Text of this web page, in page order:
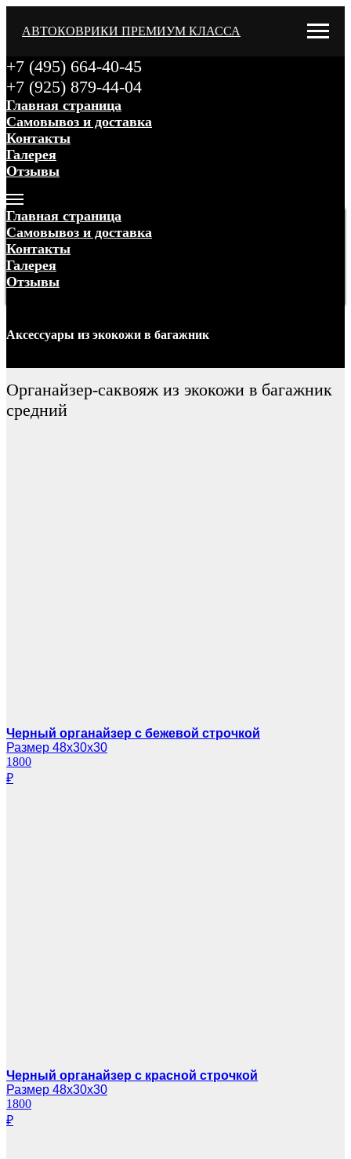
АВТОКОВРИКИ ПРЕМИУМ КЛАССА
+7 (495) 664-40-45
+7 (925) 879-44-04
Главная страница
Самовывоз и доставка
Контакты
Галерея
Отзывы
Главная страница
Самовывоз и доставка
Контакты
Галерея
Отзывы
Аксессуары из экокожи в багажник
Органайзер-саквояж из экокожи в багажник
средний
Черный органайзер с бежевой строчкой
Размер 48х30х30
1800
₽
Черный органайзер с красной строчкой
Размер 48х30х30
1800
₽